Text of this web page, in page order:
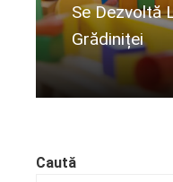
Se Dezvoltă
Grădiniței
Citeste mai
Caută